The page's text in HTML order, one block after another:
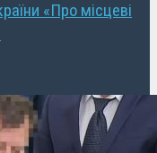
«Про місцеві